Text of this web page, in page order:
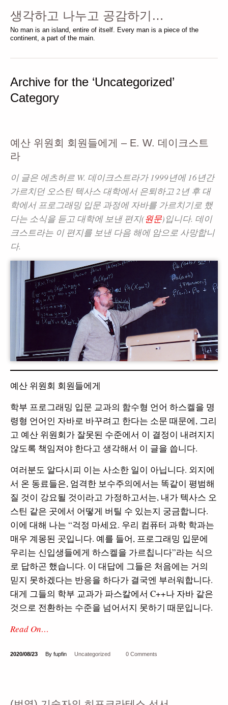
생각하고 나누고 공감하기…
No man is an island, entire of itself. Every man is a piece of the
continent, a part of the main.
Archive for the ‘Uncategorized’
Category
예산 위원회 회원들에게 – E. W. 데이크스트
라
이 글은 에츠허르 W. 데이크스트라가1999년에 16년간
가르치던 오스틴 텍사스 대학에서 은퇴하고 2년 후 대
학에서 프로그래밍 입문 과정에 자바를 가르치기로 했
다는 소식을 듣고 대학에 보낸 편지(원문)입니다. 데이
크스트라는 이 편지를 보낸 다음 해에 암으로 사망합니
다.
예산 위원회 회원들에게
학부 프로그래밍 입문 교과의 함수형 언어 하스켈을 명
령형 언어인 자바로 바꾸려고 한다는 소문 때문에, 그리
고 예산 위원회가 잘못된 수준에서 이 결정이 내려지지
않도록 책임져야 한다고 생각해서 이 글을 씁니다.
여러분도 알다시피 이는 사소한 일이 아닙니다. 외지에
서 온 동료들은, 엄격한 보수주의에서는 똑같이 평범해
질 것이 강요될 것이라고 가정하고서는, 내가 텍사스 오
스틴 같은 곳에서 어떻게 버틸 수 있는지 궁금합니다.
이에 대해 나는 “걱정 마세요. 우리 컴퓨터 과학 학과는
매우 계몽된 곳입니다. 예를 들어, 프로그래밍 입문에
우리는 신입생들에게 하스켈을 가르칩니다”라는 식으
로 답하곤 했습니다. 이 대답에 그들은 처음에는 거의
믿지 못하겠다는 반응을 하다가 결국엔 부러워합니다.
대게 그들의 학부 교과가 파스칼에서 C++나 자바 같은
것으로 전환하는 수준을 넘어서지 못하기 때문입니다.
Read On…
2020/08/23 By fupfin Uncategorized 0 Comments